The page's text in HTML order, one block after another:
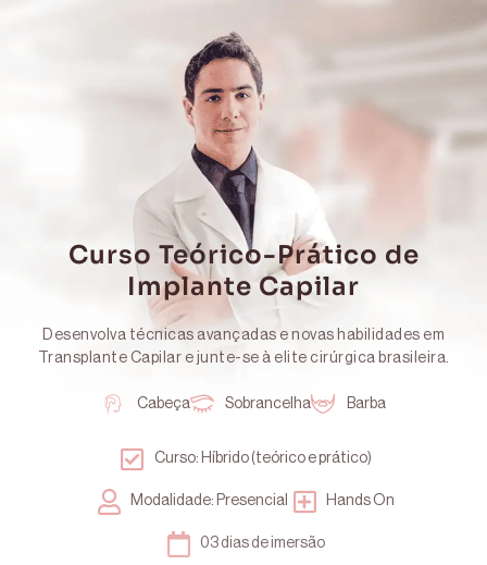
Curso Teórico-Prático de
Implante Capilar
Desenvolva técnicas avançadas e novas habilidades em
Transplante Capilar e junte-se à elite cirúrgica brasileira.
Cabeça Sobrancelha Barba
Curso: Híbrido (teórico e prático)
Modalidade: Presencial Hands On
03 dias de imersão